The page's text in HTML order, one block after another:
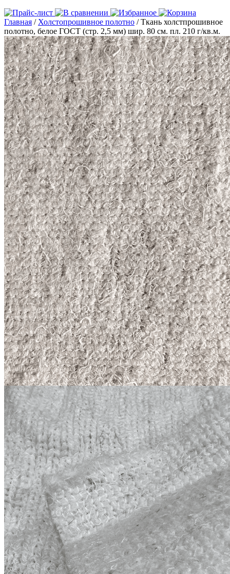
Главная / Холстопрошивное полотно / Ткань холстпрошивное
полотно, белое ГОСТ (стр. 2,5 мм) шир. 80 см. пл. 210 г/кв.м.